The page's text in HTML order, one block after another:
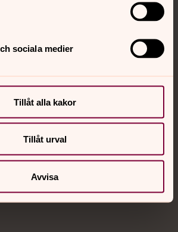
sociala medier
Tillåt alla kakor
Tillåt urval
Avvisa
präst
Prata eller chatta anonymt
och nätter.